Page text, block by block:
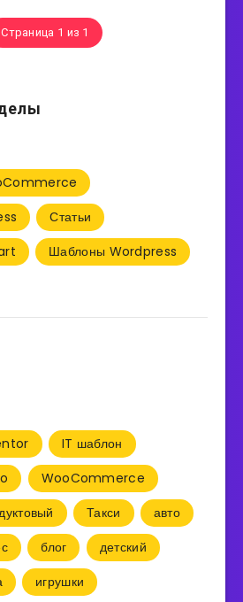
Страница 1 из 1
Статьи
Шаблоны Wordpress
IT шаблон
WooCommerce
Такси
авто
блог
детский
игрушки